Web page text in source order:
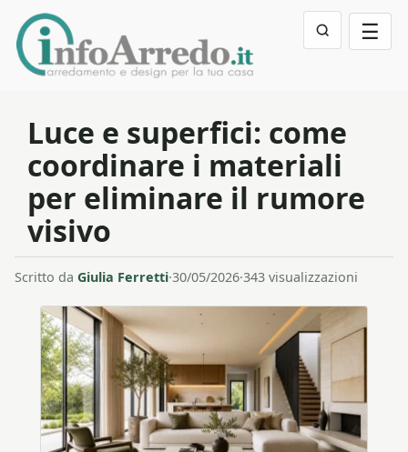
☰
Luce e superfici: come
coordinare i materiali
per eliminare il rumore
visivo
Scritto da Giulia Ferretti·30/05/2026·343 visualizzazioni